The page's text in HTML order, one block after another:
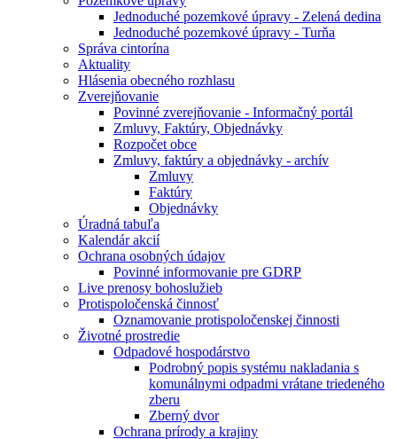
Jednoduché pozemkové úpravy - Zelená dedina
Jednoduché pozemkové úpravy - Turňa
Správa cintorína
Aktuality
Hlásenia obecného rozhlasu
Zverejňovanie
Povinné zverejňovanie - Informačný portál
Zmluvy, Faktúry, Objednávky
Rozpočet obce
Zmluvy, faktúry a objednávky - archív
Zmluvy
Faktúry
Objednávky
Úradná tabuľa
Kalendár akcií
Ochrana osobných údajov
Povinné informovanie pre GDRP
Live prenosy bohoslužieb
Protispoločenská činnosť
Oznamovanie protispoločenskej činnosti
Životné prostredie
Odpadové hospodárstvo
Podrobný popis systému nakladania s
komunálnymi odpadmi vrátane triedeného
zberu
Zberný dvor
Ochrana prírody a krajiny